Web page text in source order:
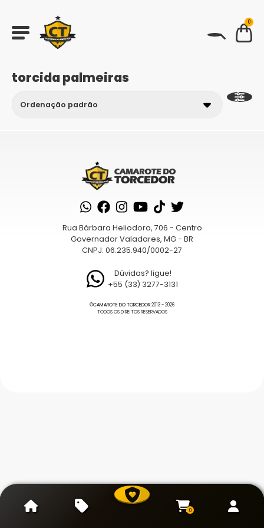
0
torcida palmeiras
Rua Bárbara Heliodora, 706 - Centro
Governador Valadares, MG - BR
CNPJ: 06.235.940/0002-27
Dúvidas? ligue!
+55 (33) 3277-3131
©CAMAROTE DO TORCEDOR2013 - 2026
TODOS OS DIREITOS RESERVADOS
0